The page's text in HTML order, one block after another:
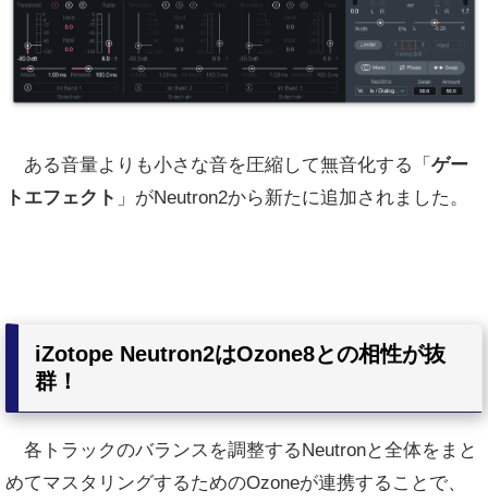
ある音量よりも小さな音を圧縮して無音化する「 ゲー
トエフェクト 」がNeutron2から新たに追加されました。
iZotope Neutron2はOzone8との相性が抜
群！
各トラックのバランスを調整するNeutronと全体をまと
めてマスタリングするためのOzoneが連携することで、